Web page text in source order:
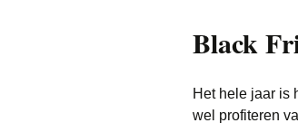
Black
Het hele jaar is
wel profiteren